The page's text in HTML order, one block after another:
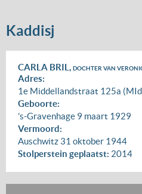
Kaddisj
CARLA BRIL, DOCHTER VAN
Adres:
1e Middellandstraat 125a
Geboorte:
’s-Gravenhage 9 maart 1929
Vermoord:
Auschwitz 31 oktober 1944
Stolperstein geplaatst: 2014